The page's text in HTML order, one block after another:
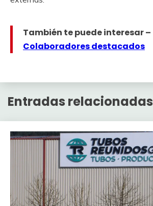
También te puede interesar –
Colaboradores destacados
Entradas relacionadas